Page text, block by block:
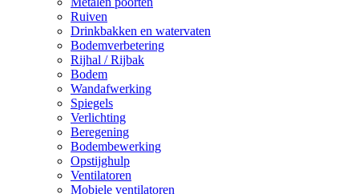
Ruiven
Drinkbakken en watervaten
Bodemverbetering
Rijhal / Rijbak
Bodem
Wandafwerking
Spiegels
Verlichting
Beregening
Bodembewerking
Opstijghulp
Ventilatoren
Mobiele ventilatoren